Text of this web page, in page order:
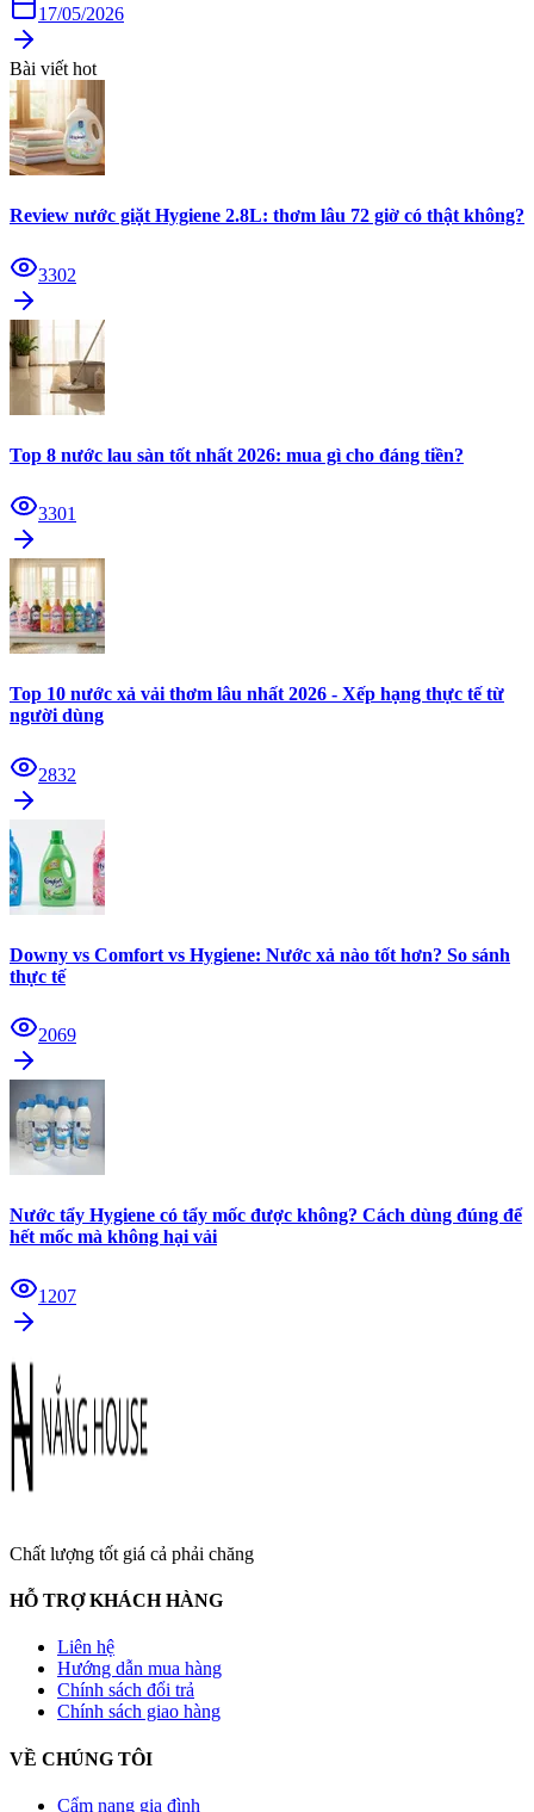
17/05/2026
Bài viết hot
Review nước giặt Hygiene 2.8L: thơm lâu 72 giờ có thật không?
3302
Top 8 nước lau sàn tốt nhất 2026: mua gì cho đáng tiền?
3301
Top 10 nước xả vải thơm lâu nhất 2026 - Xếp hạng thực tế từ
người dùng
2832
Downy vs Comfort vs Hygiene: Nước xả nào tốt hơn? So sánh
thực tế
2069
Nước tẩy Hygiene có tẩy mốc được không? Cách dùng đúng để
hết mốc mà không hại vải
1207
Chất lượng tốt giá cả phải chăng
HỖ TRỢ KHÁCH HÀNG
Liên hệ
Hướng dẫn mua hàng
Chính sách đổi trả
Chính sách giao hàng
VỀ CHÚNG TÔI
Cẩm nang gia đình